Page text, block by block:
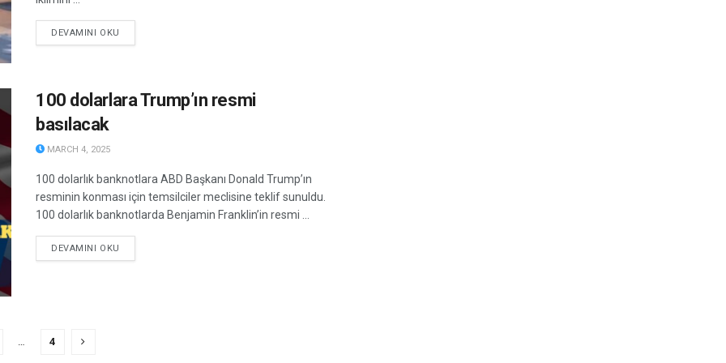
DEVAMINI OKU
100 dolarlara Trump’ın resmi
basılacak
MARCH 4, 2025
100 dolarlık banknotlara ABD Başkanı Donald Trump’ın
resminin konması için temsilciler meclisine teklif sunuldu.
100 dolarlık banknotlarda Benjamin Franklin’in resmi ...
DEVAMINI OKU
4